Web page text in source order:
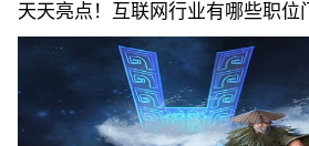
天天亮点！互联网行业有哪些职位
哪些职位